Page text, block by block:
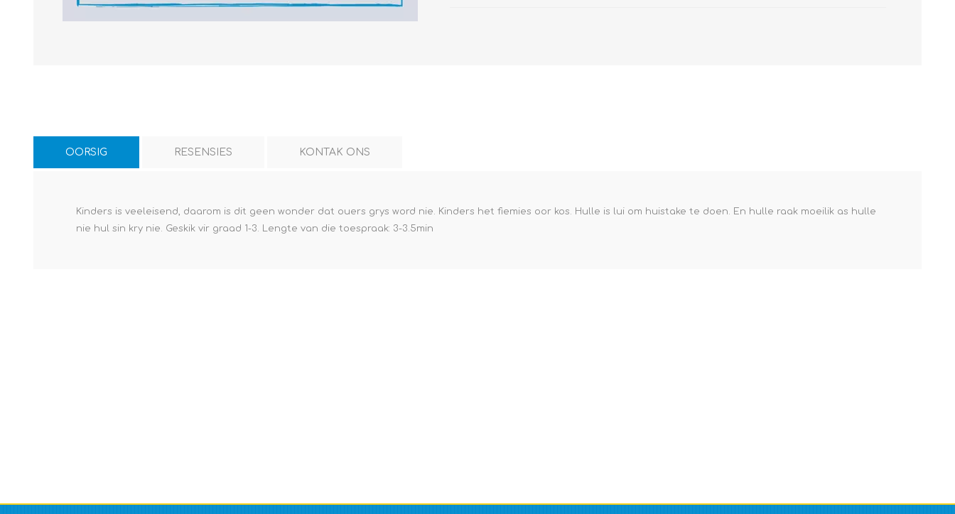
OORSIG RESENSIES KONTAK ONS
Kinders is veeleisend, daarom is dit geen wonder dat ouers grys word nie. Kinders het fiemies oor kos. Hulle is lui om huistake te doen. En hulle raak moeilik as hulle
nie hul sin kry nie. Geskik vir graad 1-3. Lengte van die toespraak: 3-3.5min